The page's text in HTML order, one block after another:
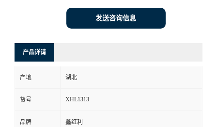
发送咨询信息
产品详请
产地 湖北
货号 XHL1313
品牌 鑫红利